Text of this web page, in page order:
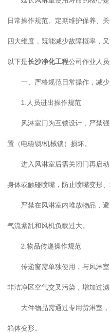
日常操作规范、定期维护保养、
四大维度，既能减少故障概率，
以下是长沙净化工程公司作业人
一、严格规范日常操作，减少
1.人员进出操作规范
风淋室门为互锁设计，严禁强
置（电磁锁/机械锁）损坏。
进入风淋室后需关闭门再启动
身体或触碰喷嘴，防止喷嘴变形、
严禁在风淋室内堆放物品，避
气流紊乱和风机负载过大。
2.物品传递操作规范
传递窗需单独使用，与风淋室
非洁净区空气交叉污染，增加过滤
大件物品需通过专用货淋室，
箱体变形。